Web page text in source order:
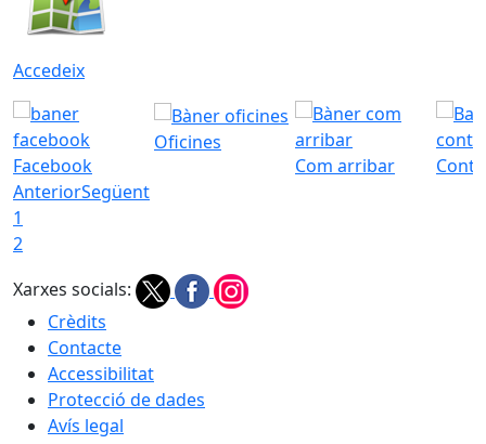
Accedeix
Facebook
Oficines
Com arribar
AnteriorSegüent
1
2
Xarxes socials:
Crèdits
Contacte
Accessibilitat
Protecció de dades
Avís legal